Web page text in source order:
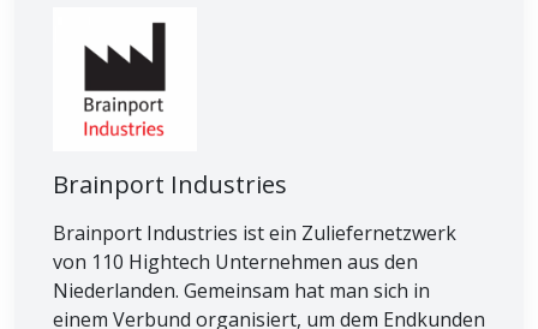
Brainport Industries
Brainport Industries ist ein Zuliefernetzwerk
von 110 Hightech Unternehmen aus den
Niederlanden. Gemeinsam hat man sich in
einem Verbund organisiert, um dem Endkunden